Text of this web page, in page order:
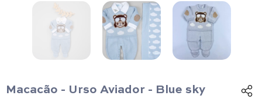
Macacão - Urso Aviador - Blue sky